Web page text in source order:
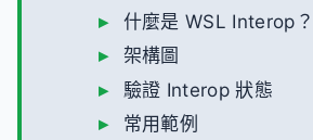
什麼是 WSL Interop？
架構圖
驗證 Interop 狀態
常用範例